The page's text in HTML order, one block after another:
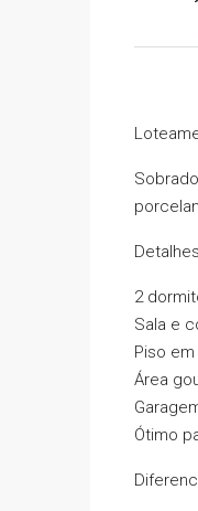
2
Sala e
Piso
Área
Ótimo